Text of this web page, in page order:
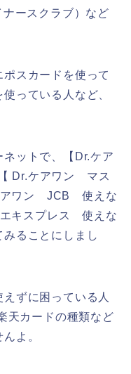
ースクラブ）など
スカードを使って
っている人など、
ットで、【Dr.ケア
Dr.ケアワン マス
アワン JCB 使えな
キスプレス 使えな
ることにしまし
ずに困っている人
天カードの種類など
よ。